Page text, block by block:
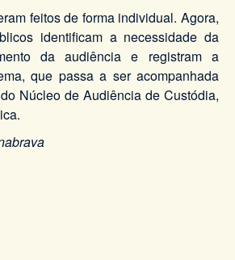
feitos de forma individual. Agora,
identificam a necessidade da
da audiência e registram a
que passa a ser acompanhada
Núcleo de Audiência de Custódia,